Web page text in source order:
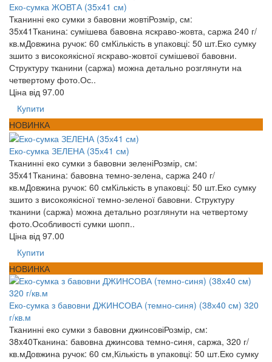
Еко-сумка ЖОВТА (35х41 см)
Тканинні еко сумки з бавовни жовтіРозмір, см:
35x41Тканина: сумішева бавовна яскраво-жовта, саржа 240 г/
кв.мДовжина ручок: 60 смКількість в упаковці: 50 шт.Еко сумку
зшито з високоякісної яскраво-жовтої сумішевої бавовни.
Структуру тканини (саржа) можна детально розглянути на
четвертому фото.Ос..
Ціна від 97.00
Купити
НОВИНКА
Еко-сумка ЗЕЛЕНА (35х41 см)
Тканинні еко сумки з бавовни зеленіРозмір, см:
35x41Тканина: бавовна темно-зелена, саржа 240 г/
кв.мДовжина ручок: 60 смКількість в упаковці: 50 шт.Еко сумку
зшито з високоякісної темно-зеленої бавовни. Структуру
тканини (саржа) можна детально розглянути на четвертому
фото.Особливості сумки шопп..
Ціна від 97.00
Купити
НОВИНКА
Еко-сумка з бавовни ДЖИНСОВА (темно-синя) (38х40 см) 320
г/кв.м
Тканинні еко сумки з бавовни джинсовіРозмір, см:
38x40Тканина: бавовна джинсова темно-синя, саржа, 320 г/
кв.мДовжина ручок: 60 см,Кількість в упаковці: 50 шт.Еко сумку